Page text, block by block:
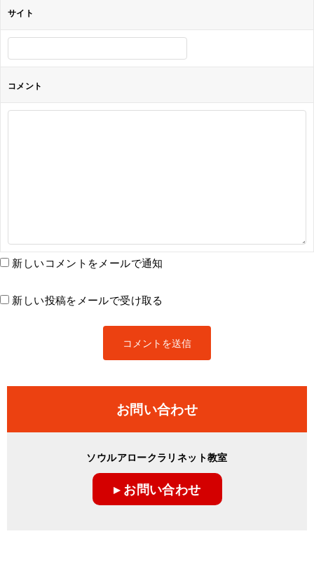
サイト
コメント
新しいコメントをメールで通知
新しい投稿をメールで受け取る
お問い合わせ
ソウルアロークラリネット教室
▸ お問い合わせ